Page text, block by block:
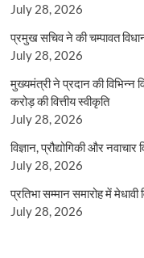
July 28, 2026
प्रमुख सचिव ने की चम्पावत
July 28, 2026
मुख्यमंत्री ने प्रदान की विभिन्न
करोड़ की वित्तीय स्वीकृति
July 28, 2026
विज्ञान, प्रौद्योगिकी और
July 28, 2026
प्रतिभा सम्मान समारोह में मेधावी
July 28, 2026